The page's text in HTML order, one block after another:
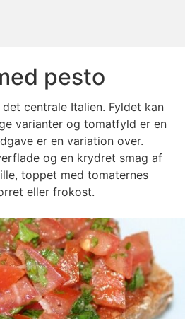
pesto
centrale Italien. Fyldet kan
varianter og tomatfyld er en
er en variation over.
og en krydret smag af
toppet med tomaternes
eller frokost.